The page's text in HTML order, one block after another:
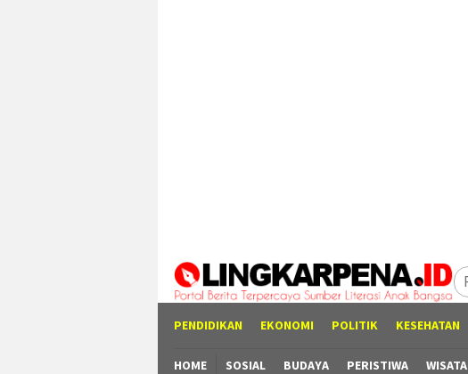
PENDIDIKAN EKONOMI POLITIK KESEHATAN
HOME SOSIAL BUDAYA PERISTIWA WISATA